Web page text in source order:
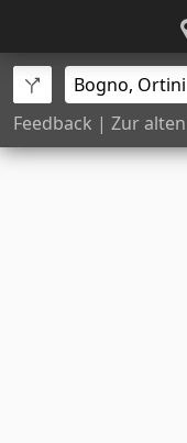
Feedback | Zur